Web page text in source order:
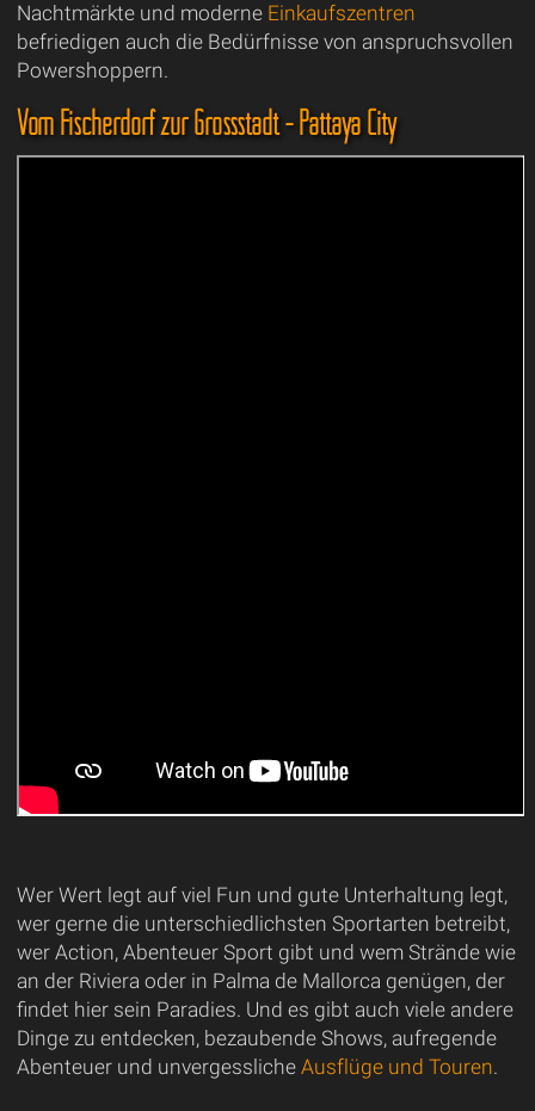
Nachtmärkte und moderne Einkaufszentren
befriedigen auch die Bedürfnisse von anspruchsvollen
Powershoppern.
Vom Fischerdorf zur Grossstadt - Pattaya City
Wer Wert legt auf viel Fun und gute Unterhaltung legt,
wer gerne die unterschiedlichsten Sportarten betreibt,
wer Action, Abenteuer Sport gibt und wem Strände wie
an der Riviera oder in Palma de Mallorca genügen, der
findet hier sein Paradies. Und es gibt auch viele andere
Dinge zu entdecken, bezaubende Shows, aufregende
Abenteuer und unvergessliche Ausflüge und Touren.